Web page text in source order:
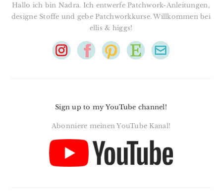
Hallo ich bin Nadra. Ich entwerfe Patchwork-Anleitungen,
designe Stoffe und gebe Patchworkkurse. Willkommen bei
ellis & higgs!
Sign up to my YouTube channel!
Abonniere meinen YouTube Kanal!